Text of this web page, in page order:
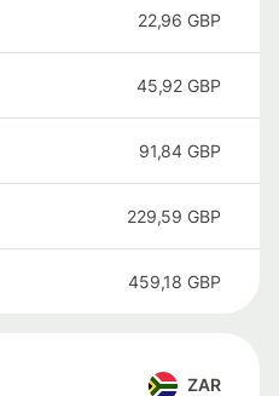
22,96 GBP
45,92 GBP
91,84 GBP
229,59 GBP
459,18 GBP
ZAR